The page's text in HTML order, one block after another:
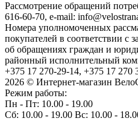
Рассмотрение обращений
616-60-70, e-mail:
Номера уполномоченных
покупателей в соответствии с
об обращениях граждан и
районный исполнительный
+375 17 270-29-14, +375 17 270
2026 © Интернет-магазин
Режим работы:
Пн - Пт: 10.00 - 19.00
Сб: 10.00 - 19.00 Вс: 10.00 -